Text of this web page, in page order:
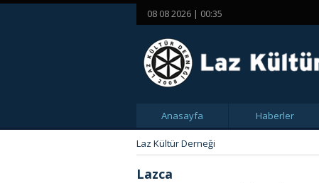
08 08 2026 | 00:35
Anasayfa Haberler
Laz Kültür Derneği
Lazca